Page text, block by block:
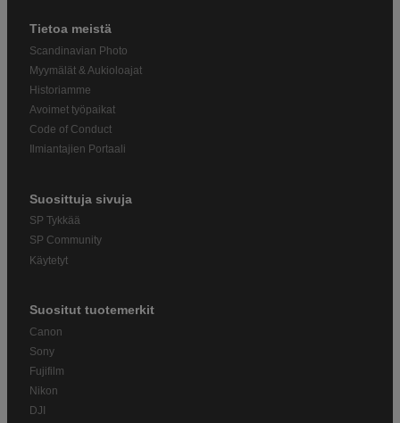
Tietoa meistä
Scandinavian Photo
Myymälät & Aukioloajat
Historiamme
Avoimet työpaikat
Code of Conduct
Ilmiantajien Portaali
Suosittuja sivuja
SP Tykkää
SP Community
Käytetyt
Suositut tuotemerkit
Canon
Sony
Fujifilm
Nikon
DJI